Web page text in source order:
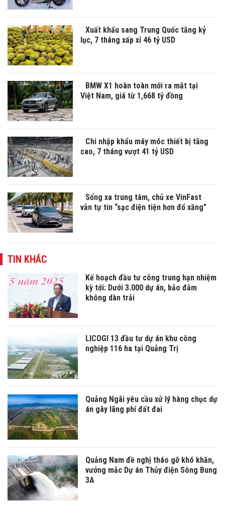
Xuất khẩu sang Trung Quốc tăng kỷ
lục, 7 tháng xấp xỉ 46 tỷ USD
BMW X1 hoàn toàn mới ra mắt tại
Việt Nam, giá từ 1,668 tỷ đồng
Chi nhập khẩu máy móc thiết bị tăng
cao, 7 tháng vượt 41 tỷ USD
Sống xa trung tâm, chủ xe VinFast
vẫn tự tin “sạc điện tiện hơn đổ xăng”
TIN KHÁC
Kế hoạch đầu tư công trung hạn nhiệm
kỳ tới: Dưới 3.000 dự án, bảo đảm
không dàn trải
LICOGI 13 đầu tư dự án khu công
nghiệp 116 ha tại Quảng Trị
Quảng Ngãi yêu cầu xử lý hàng chục dự
án gây lãng phí đất đai
Quảng Nam đề nghị tháo gỡ khó khăn,
vướng mắc Dự án Thủy điện Sông Bung
3A